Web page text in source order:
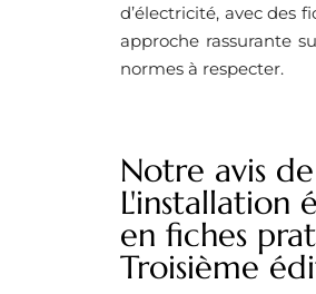
d’électricité, avec des
approche rassurante
normes à respecter.
Notre avis de
L'installation
en fiches
Troisième